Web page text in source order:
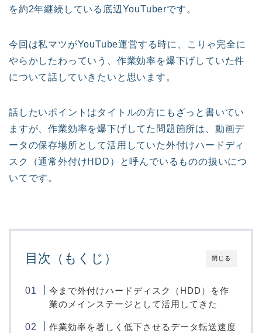
を約2年継続している底辺YouTuberです。
今回は私マツがYouTube運営する時に、こりゃ完全に
やらかしたわっていう、作業効率を爆下げしていた件
について話していきたいと思います。
話したいポイントはタイトルの方にもざっと書いてい
ますが、作業効率を爆下げしてた問題箇所は、動画デ
ータの保存場所として活用していた外付けハードディ
スク（通常外付けHDD）と呼んでいるものの扱いにつ
いてです。
閉じる
目次（もくじ）
今まで外付けハードディスク（HDD）を作
業のメインステージとして活用してきた
作業効率を著しく低下させるデータ転送速度